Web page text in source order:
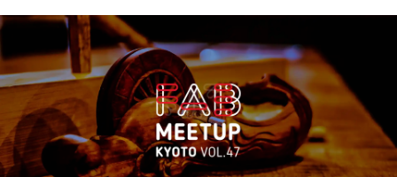
Close
Branch List
Tokyo Fuji